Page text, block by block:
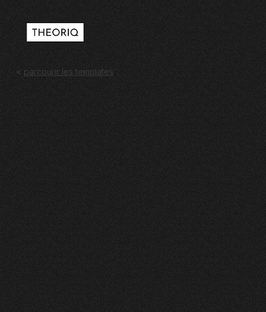
<parcourir les templates